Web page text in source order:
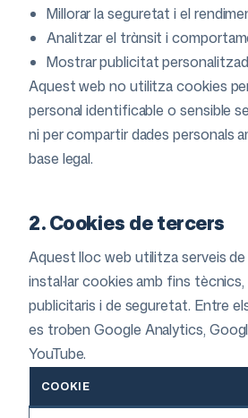
Millorar la seguretat i el
Analitzar el trànsit i
Mostrar publicitat
Aquest web no utilitza cookies
personal identificable o sensible
ni per compartir dades personals
base legal.
2. Cookies de tercers
Aquest lloc web utilitza serveis
instal·lar cookies amb fins tècnics,
publicitaris i de seguretat. Entre
es troben Google Analytics,
YouTube.
COOKIE